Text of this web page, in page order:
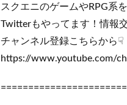
スクエニのゲームやRPG系
Twitterもやってます！情報
チャンネル登録こちらから☟
https://www.youtube.com/